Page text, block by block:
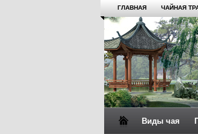
ГЛАВНАЯ ЧАЙНАЯ
Виды чая